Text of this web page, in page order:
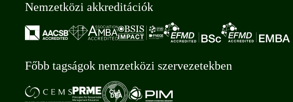
Nemzetközi akkreditációk
Főbb tagságok nemzetközi szervezetekben